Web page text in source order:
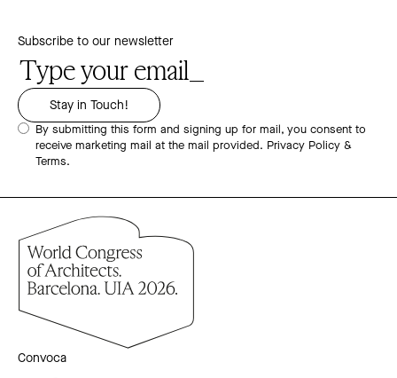
Subscribe to our newsletter
By submitting this form and signing up for mail, you consent to
receive marketing mail at the mail provided. Privacy Policy &
Terms.
Convoca